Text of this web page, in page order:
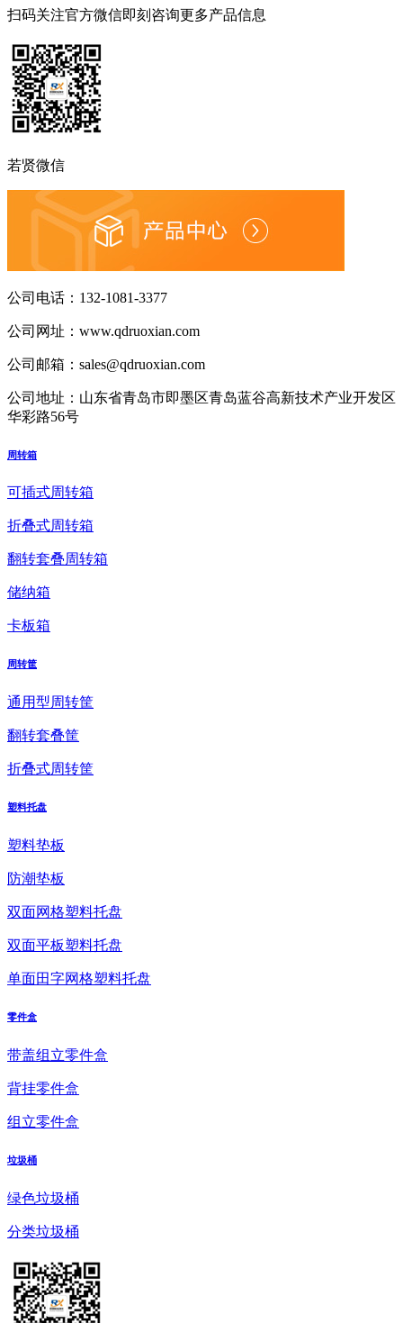
扫码关注官方微信即刻咨询更多产品信息
若贤微信
公司电话： 132-1081-3377
公司网址： www.qdruoxian.com
公司邮箱： sales@qdruoxian.com
公司地址： 山东省青岛市即墨区青岛蓝谷高新技术产业开发区
华彩路56号
周转箱
可插式周转箱
折叠式周转箱
翻转套叠周转箱
储纳箱
卡板箱
周转筐
通用型周转筐
翻转套叠筐
折叠式周转筐
塑料托盘
塑料垫板
防潮垫板
双面网格塑料托盘
双面平板塑料托盘
单面田字网格塑料托盘
零件盒
带盖组立零件盒
背挂零件盒
组立零件盒
垃圾桶
绿色垃圾桶
分类垃圾桶